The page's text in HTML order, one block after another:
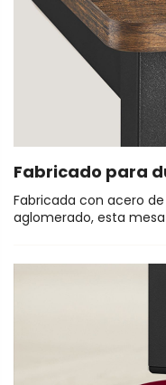
Fabricado para
Fabricada con acero
aglomerado, esta